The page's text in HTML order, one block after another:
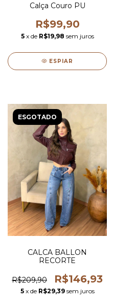
Calça Couro PU
R$99,90
5 x de R$19,98 sem juros
ESPIAR
ESGOTADO
CALCA BALLON
RECORTE
R$209,90 R$146,93
5 x de R$29,39 sem juros